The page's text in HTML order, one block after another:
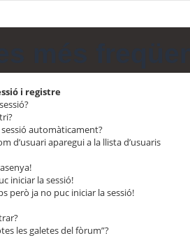
i registre
automàticament?
d’usuari aparegui a la llista d’usuaris
iniciar la sessió!
però ja no puc iniciar la sessió!
les galetes del fòrum”?